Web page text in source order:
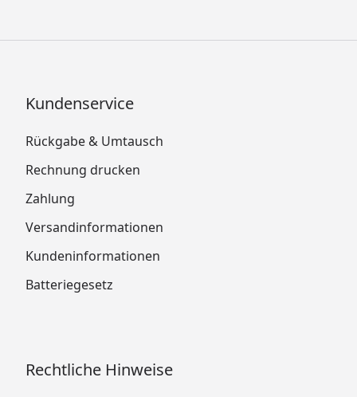
Kundenservice
Rückgabe & Umtausch
Rechnung drucken
Zahlung
Versandinformationen
Kundeninformationen
Batteriegesetz
Rechtliche Hinweise